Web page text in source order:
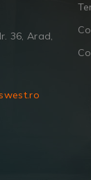
36, Arad,